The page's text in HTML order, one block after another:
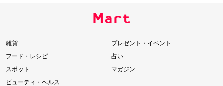
雑貨
フード・レシピ
スポット
ビューティ・ヘルス
プレゼント・イベント
占い
マガジン